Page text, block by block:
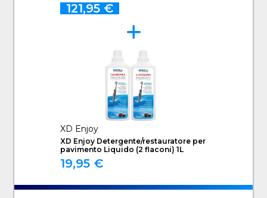
121,95 €
XD Enjoy
XD Enjoy Detergente/restauratore per
pavimento Liquido (2 flaconi) 1L
19,95 €